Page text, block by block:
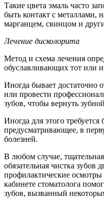
Такие цвета эмаль часто
быть контакт с металлами,
марганцем, свинцом и
Лечение дисколорита
Метод и схема лечения
обуславливающих тот или
Иногда бывает достаточно
или провести
зубов, чтобы вернуть
Иногда для этого требуется
предусматривающее, в
болезней.
В любом случае,
обязательная чистка зубов
профилактические осмотры
кабинете стоматолога
зубов, вызванный